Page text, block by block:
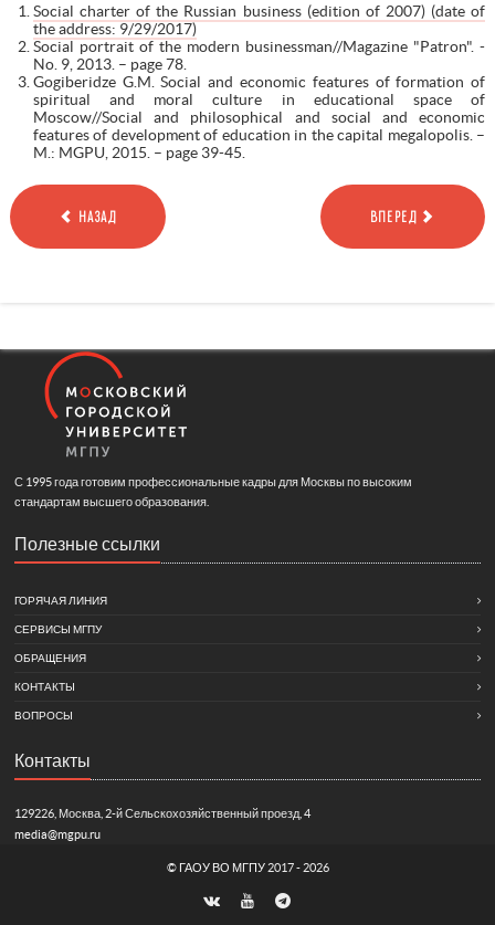
Social charter of the Russian business (edition of 2007) (date of
the address: 9/29/2017)
Social portrait of the modern businessman//Magazine "Patron". -
No. 9, 2013. – page 78.
Gogiberidze G.M. Social and economic features of formation of
spiritual and moral culture in educational space of
Moscow//Social and philosophical and social and economic
features of development of education in the capital megalopolis. –
M.: MGPU, 2015. – page 39-45.
НАЗАД ВПЕРЕД
С 1995 года готовим профессиональные кадры для Москвы по высоким
стандартам высшего образования.
Полезные ссылки
ГОРЯЧАЯ ЛИНИЯ
СЕРВИСЫ МГПУ
ОБРАЩЕНИЯ
КОНТАКТЫ
ВОПРОСЫ
Контакты
129226, Москва, 2-й Сельскохозяйственный проезд, 4
media@mgpu.ru
© ГАОУ ВО МГПУ 2017 - 2026